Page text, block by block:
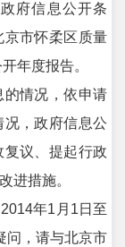
府信息公开条
京市怀柔区质量
年度报告。
情况，依申请
，政府信息公
议、提起行政
进措施。
年1月1日至
问，请与北京市